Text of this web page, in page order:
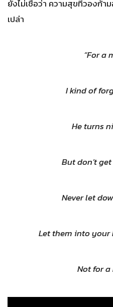
ยังไม่เชื่อว่า ความสุขที่วองก้า
เปล่า
“For a
I kind of
He turns
But don’t
Never let
Let them into
Not for a